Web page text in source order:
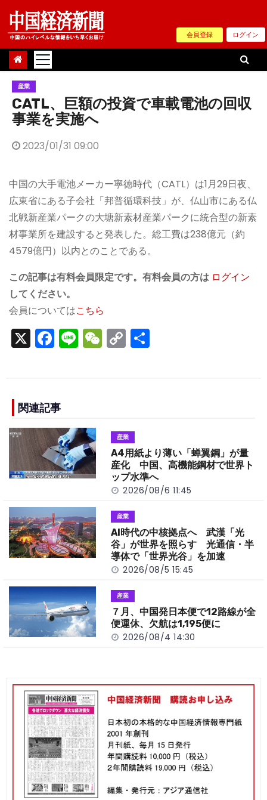
Skip
content
会員登録 ログイン
産業
CATL、巨額の投資で車載電池の回収
事業を実施へ
2023/01/31 09:00
中国の大手電池メーカー寧徳時代（CATL）は1月29日夜、
広東省にある子会社「邦普循環科技」が、仏山市にある仏
北戦新産業パークの大塘新素材産業パークに統合型の新素
材事業所を建設すると発表した。総工費は238億元（約
4579億円）以内とのことである。
この記事は有料会員限定です。有料会員の方は ログイン
してください。
会員についてはこちら
X F
a
e
b
o
o
k
Li
n
W
e
C
o
n
k
関連記事
産業
A4用紙より薄い「蝉翼鋼」が量
産化 中国、高機能鋼材で世界ト
ップ水準へ
2026/08/6 11:45
産業
AI時代の中核拠点へ 武漢「光
谷」が世界を照らす 光通信・半
導体で「世界光谷」を加速
2026/08/5 15:45
産業
７月、中国発日本便で12路線が全
便運休、欠航は1,195便に
2026/08/4 14:30